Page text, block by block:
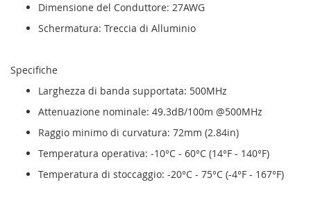
Dimensione del Conduttore: 27AWG
Schermatura: Treccia di Alluminio
Specifiche
Larghezza di banda supportata: 500MHz
Attenuazione nominale: 49.3dB/100m @500MHz
Raggio minimo di curvatura: 72mm (2.84in)
Temperatura operativa: -10°C - 60°C (14°F - 140°F)
Temperatura di stoccaggio: -20°C - 75°C (-4°F - 167°F)